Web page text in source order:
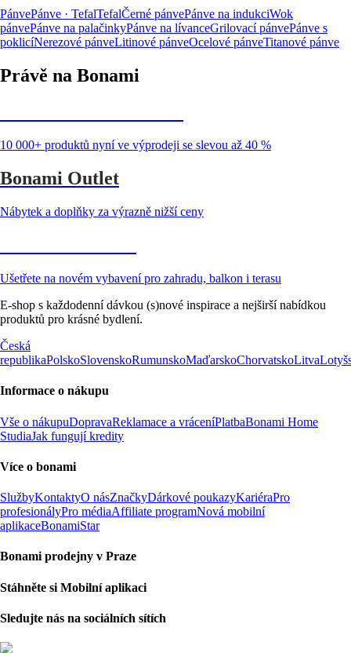
PánvePánve · TefalTefalČerné pánvePánve na indukciWok
pánvePánve na palačinkyPánve na lívanceGrilovací pánvePánve s
poklicíNerezové pánveLitinové pánveOcelové pánveTitanové pánve
Právě na Bonami
10 000+ produktů nyní ve výprodeji se slevou až 40 %
Bonami Outlet
Nábytek a doplňky za výrazně nižší ceny
Ušetřete na novém vybavení pro zahradu, balkon i terasu
E-shop s každodenní dávkou (s)nové inspirace a nejširší nabídkou
produktů pro krásné bydlení.
Česká
republikaPolskoSlovenskoRumunskoMaďarskoChorvatskoLitva
Informace o nákupu
Vše o nákupuDopravaReklamace a vráceníPlatbaBonami Home
StudiaJak fungují kredity
Více o bonami
SlužbyKontaktyO násZnačkyDárkové poukazyKariéraPro
profesionályPro médiaAffiliate programNová mobilní
aplikaceBonamiStar
Bonami prodejny v Praze
Stáhněte si Mobilní aplikaci
Sledujte nás na sociálních sítích